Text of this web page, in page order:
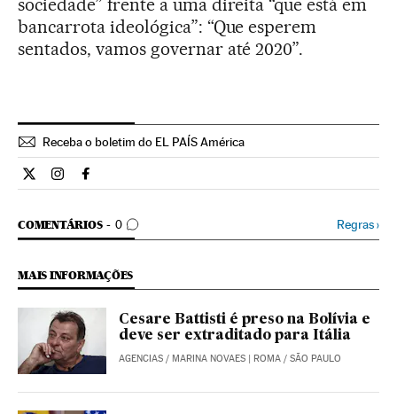
bancarrota ideológica”: “Que esperem
sentados, vamos governar até 2020”.
Receba o boletim do EL PAÍS América
Internacional El País Brasil en Twitter
Internacional El País Brasil en Instagram
Internacional El País Brasil en Facebook
COMENTÁRIOS 0
COMENTÁRIOS Regras›
MAIS INFORMAÇÕES
Cesare Battisti é preso na Bolívia e
deve ser extraditado para Itália
AGENCIAS / MARINA NOVAES | ROMA / SÃO PAULO